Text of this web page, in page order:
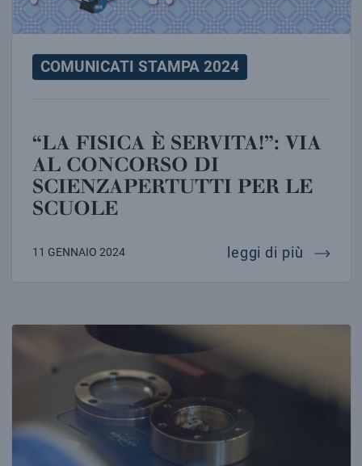
COMUNICATI STAMPA 2024
“LA FISICA È SERVITA!”: VIA
AL CONCORSO DI
SCIENZAPERTUTTI PER LE
SCUOLE
11 GENNAIO 2024 leggi di più “la
ALLA SCOPERTA DELL’UNIVERSO PRIMORDIALE: